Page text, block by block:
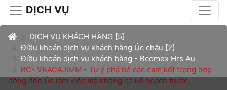
DỊCH VỤ
DỊCH VỤ KHÁCH HÀNG [5]
Điều khoản dịch vụ khách hàng Úc châu [2]
Điều khoản dịch vụ khách hàng - Bcomex Hrs Au
BC- VBACAJIMM - Tự ý phá bỏ các cam kết trong hợp
đồng đến Úc làm việc mà không có kế hoạch trước